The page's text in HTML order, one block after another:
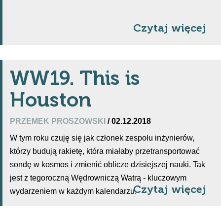
Czytaj więcej
WW19. This is
Houston
PRZEMEK PROSZOWSKI / 02.12.2018
W tym roku czuję się jak członek zespołu inżynierów,
którzy budują rakietę, która miałaby przetransportować
sondę w kosmos i zmienić oblicze dzisiejszej nauki. Tak
jest z tegoroczną Wędrowniczą Watrą - kluczowym
wydarzeniem w każdym kalendarzu.Czytaj więcej